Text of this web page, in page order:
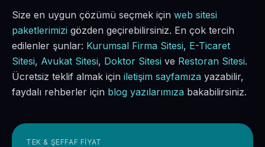
Size en uygun çözümü seçmek için web sitesi
paketlerimizi gözden geçirebilirsiniz. En çok tercih
edilenler şunlar: Kurumsal Firma Sitesi, E-Ticaret
Sitesi, Avukat Sitesi, Doktor Sitesi ve Restoran Sitesi.
Ücretsiz teklif almak için iletişim sayfamıza yazabilir,
faydalı rehberler için blog yazılarımıza bakabilirsiniz.
TEK & ŞEFFAF FIYAT